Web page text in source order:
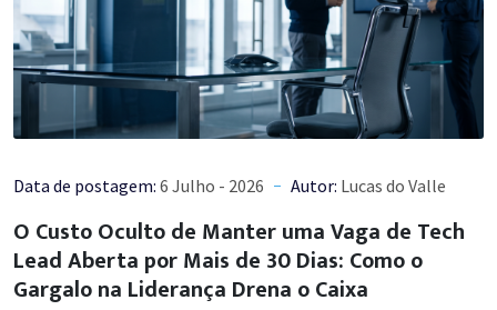
Data de postagem: 6 Julho - 2026 Autor: Lucas do Valle
O Custo Oculto de Manter uma Vaga de Tech
Lead Aberta por Mais de 30 Dias: Como o
Gargalo na Liderança Drena o Caixa